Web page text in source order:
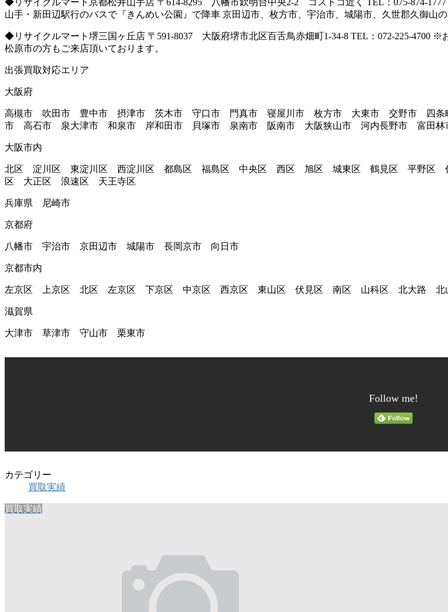
山手・新田辺駅行のバスで『きんめい公園』で降車 京田辺市、枚方市、宇治市、城陽市、久世郡久御山
◆リサイクルマート堺三国ヶ丘店 〒591-8037 大阪府堺市北区百舌鳥赤畑町1-34-8 TEL：072-225-4700 ※
松原市の方もご来店頂いております。
出張買取対応エリア
大阪府
高槻市 吹田市 豊中市 摂津市 茨木市 守口市 門真市 寝屋川市 枚方市 大東市 交野市 四
市 高石市 泉大津市 和泉市 岸和田市 貝塚市 泉南市 阪南市 大阪狭山市 河内長野市 富田林
大阪市内
北区 淀川区 東淀川区 西淀川区 都島区 福島区 中央区 西区 旭区 城東区 鶴見区 平野区
区 大正区 浪速区 天王寺区
兵庫県 尼崎市
京都府
八幡市 宇治市 京田辺市 城陽市 長岡京市 向日市
京都市内
左京区 上京区 北区 左京区 下京区 中京区 西京区 東山区 伏見区 南区 山科区 北大路 北
滋賀県
大津市 草津市 守山市 栗東市
Follow me!
カテゴリー
買取実績
買取実績